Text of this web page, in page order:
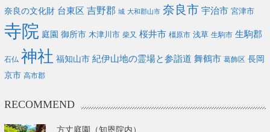
奈良の文化財 台東区 吉野郡 城 大和郡山市 奈良市 宇治市 宮津市
寺院 庭園 御所市 木津川市 柴又 桜井市 橿原市 浅草 生駒市 生駒郡
石仏 神社 福知山市 紀伊山地の霊場と参詣道 舞鶴市 葛飾区 長岡
京市 高市郡
RECOMMEND
方丈庭園（知恩院内）